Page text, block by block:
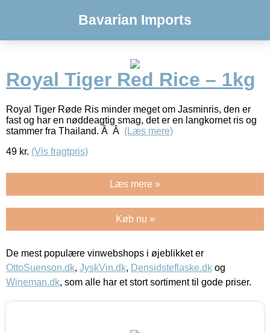
Bavarian Imports
Royal Tiger Red Rice – 1kg
Royal Tiger Røde Ris minder meget om Jasminris, den er
fast og har en nøddeagtig smag, det er en langkornet ris og
stammer fra Thailand. Â Â (Læs mere)
49 kr. (Vis fragtpris)
Læs mere »
Køb nu »
De mest populære vinwebshops i øjeblikket er
OttoSuenson.dk, JyskVin.dk, Densidsteflaske.dk og
Wineman.dk, som alle har et stort sortiment til gode priser.